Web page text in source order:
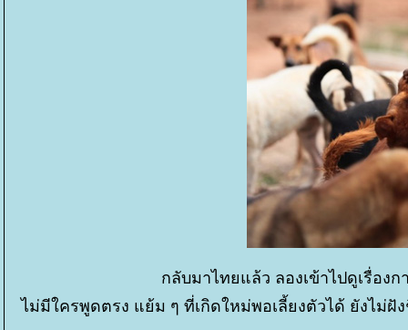
กลับมาไทยแล้ว ลองเข้าไปดูเรื่อง
ไม่มีใครพูดตรง แย้ม ๆ ที่เกิดใหม่พอเลี้ยงตัวได้ ยังไม่